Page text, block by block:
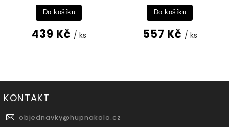
439 Kč / ks
Do košíku
557 Kč / ks
Do košíku
KONTAKT
objednavky@hupnakolo.cz